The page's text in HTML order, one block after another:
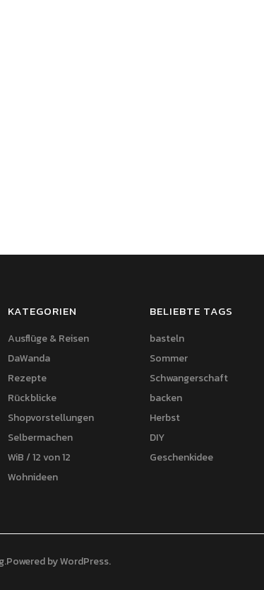
KATEGORIEN
Ausflüge & Reisen
DaWanda
Rezepte
Rückblicke
Shopvorstellungen
Selbermachen
WiB / 12 von 12
Wohnideen
BELIEBTE TAGS
basteln
Sommer
Schwangerschaft
backen
Herbst
DIY
Geschenkidee
Powered byWordPress